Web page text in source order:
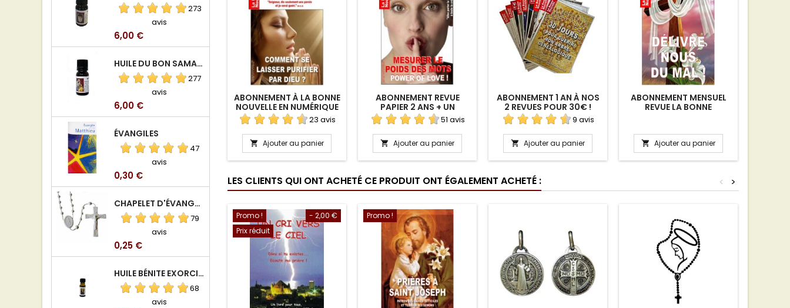
273
avis
Prix
6,00 €
HUILE DU BON SAMARITAIN
277
avis
Prix
6,00 €
ÉVANGILES
47
avis
Prix
0,30 €
CHAPELET D'ÉVANGÉLISATION
79
avis
Prix
0,25 €
HUILE BÉNITE EXORCISÉE
68
avis
ABONNEMENT À LA BONNE
NOUVELLE EN NUMÉRIQUE
23 avis
 Ajouter au panier
ABONNEMENT REVUE
PAPIER 2 ANS + UN
CADEAU 51 avis
 Ajouter au panier
ABONNEMENT 1 AN À NOS
2 REVUES POUR 30€ !
9 avis
 Ajouter au panier
ABONNEMENT MENSUEL
REVUE LA BONNE
 Ajouter au panier
LES CLIENTS QUI ONT ACHETÉ CE PRODUIT ONT ÉGALEMENT ACHETÉ : >
<
- 2,00 €
Promo !
Prix réduit
Promo !